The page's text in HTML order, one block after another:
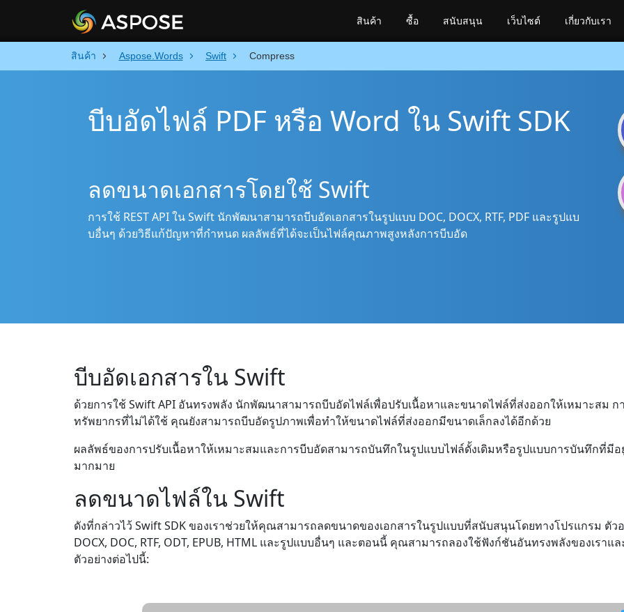
สินค้า Aspose.Words Swift Compress
บีบอัดไฟล์ PDF หรือ Word ใน Swift SDK
ลดขนาดเอกสารโดยใช้ Swift
การใช้ REST API ใน Swift นักพัฒนาสามารถบีบอัดเอกสารในรูปแบบ DOC, DOCX, RTF, PDF และรูปแบ
บอื่นๆ ด้วยวิธีแก้ปัญหาที่กำหนด ผลลัพธ์ที่ได้จะเป็นไฟล์คุณภาพสูงหลังการบีบอัด
บีบอัดเอกสารใน Swift
ด้วยการใช้ Swift API อันทรงพลัง นักพัฒนาสามารถบีบอัดไฟล์เพื่อปรับเนื้อหาและขนาดไฟล์ที่ส่งออกให้เหมาะสม
ทรัพยากรที่ไม่ได้ใช้ คุณยังสามารถบีบอัดรูปภาพเพื่อทำให้ขนาดไฟล์ที่ส่งออกมีขนาดเล็กลงได้อีกด้วย
ผลลัพธ์ของการปรับเนื้อหาให้เหมาะสมและการบีบอัดสามารถบันทึกในรูปแบบไฟล์ดั้งเดิมหรือรูปแบบการบันทึกที่มีอยู่
มากมาย
ลดขนาดไฟล์ใน Swift
ดังที่กล่าวไว้ Swift SDK ของเราช่วยให้คุณสามารถลดขนาดของเอกสารในรูปแบบที่สนับสนุนโดยทางโปรแกรม ตั
DOCX, DOC, RTF, ODT, EPUB, HTML และรูปแบบอื่นๆ และตอนนี้ คุณสามารถลองใช้ฟังก์ชันอันทรงพลังของเราแ
ตัวอย่างต่อไปนี้:
สินค้า ซื้อ สนับสนุน เว็บไซต์ เกี่ยวกับเรา